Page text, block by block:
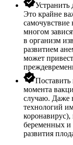
Это крайне
многом
в организм
развитием
может
Поставить
момента
случаю. Даже
технологий
беременных
развития